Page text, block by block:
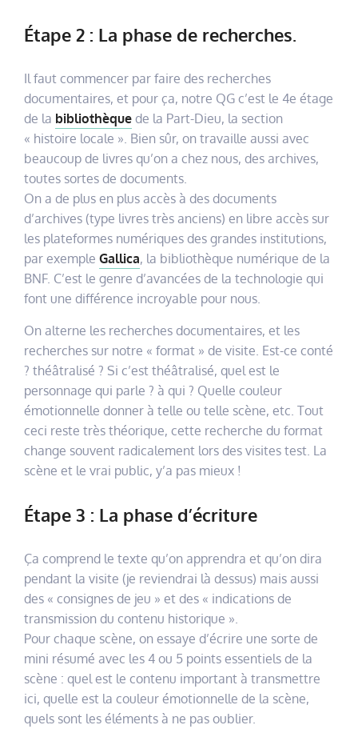
Étape 2 : La phase de recherches.
Il faut commencer par faire des recherches
documentaires, et pour ça, notre QG c’est le 4e étage
de la bibliothèque de la Part-Dieu, la section
« histoire locale ». Bien sûr, on travaille aussi avec
beaucoup de livres qu’on a chez nous, des archives,
toutes sortes de documents.
On a de plus en plus accès à des documents
d’archives (type livres très anciens) en libre accès sur
les plateformes numériques des grandes institutions,
par exemple Gallica, la bibliothèque numérique de la
BNF. C’est le genre d’avancées de la technologie qui
font une différence incroyable pour nous.
On alterne les recherches documentaires, et les
recherches sur notre « format » de visite. Est-ce conté
? théâtralisé ? Si c’est théâtralisé, quel est le
personnage qui parle ? à qui ? Quelle couleur
émotionnelle donner à telle ou telle scène, etc. Tout
ceci reste très théorique, cette recherche du format
change souvent radicalement lors des visites test. La
scène et le vrai public, y’a pas mieux !
Étape 3 : La phase d’écriture
Ça comprend le texte qu’on apprendra et qu’on dira
pendant la visite (je reviendrai là dessus) mais aussi
des « consignes de jeu » et des « indications de
transmission du contenu historique ».
Pour chaque scène, on essaye d’écrire une sorte de
mini résumé avec les 4 ou 5 points essentiels de la
scène : quel est le contenu important à transmettre
ici, quelle est la couleur émotionnelle de la scène,
quels sont les éléments à ne pas oublier.